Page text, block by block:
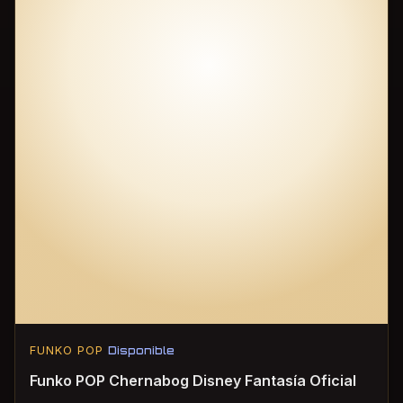
FUNKO POP Disponible
Funko POP Chernabog Disney Fantasía Oficial